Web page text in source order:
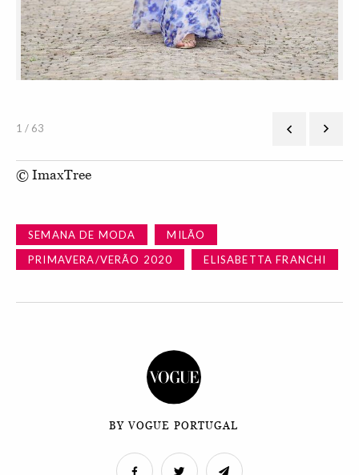
1 / 63
© ImaxTree
SEMANA DE MODA
MILÃO
PRIMAVERA/VERÃO 2020
ELISABETTA FRANCHI
BY VOGUE PORTUGAL